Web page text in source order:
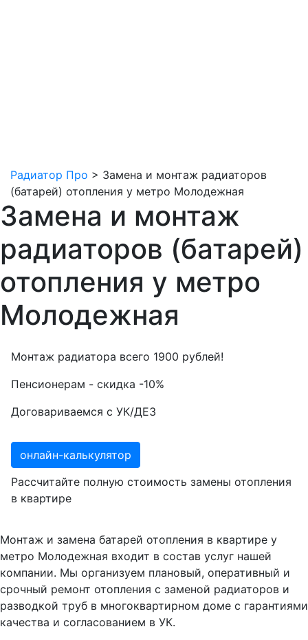
Радиатор Про > Замена и монтаж радиаторов
(батарей) отопления у метро Молодежная
Замена и монтаж
радиаторов (батарей)
отопления у метро
Молодежная
Монтаж радиатора всего 1900 рублей!
Пенсионерам - скидка -10%
Договариваемся с УК/ДЕЗ
онлайн-калькулятор
Рассчитайте полную стоимость замены отопления
в квартире
Монтаж и замена батарей отопления в квартире у
метро Молодежная входит в состав услуг нашей
компании. Мы организуем плановый, оперативный и
срочный ремонт отопления с заменой радиаторов и
разводкой труб в многоквартирном доме с гарантиями
качества и согласованием в УК.